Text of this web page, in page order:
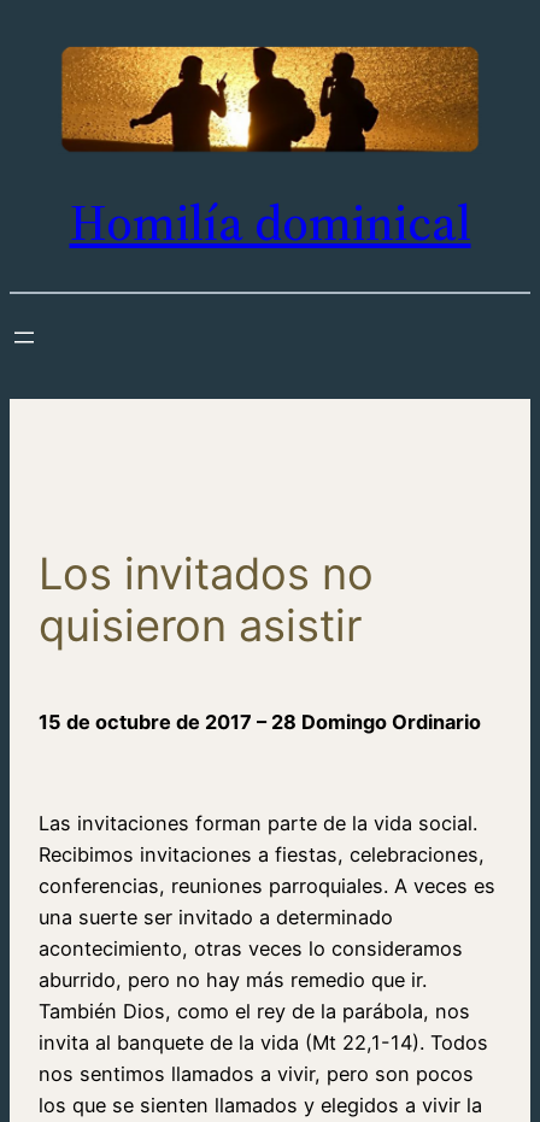
contenido
Homilía dominical
Los invitados no
quisieron asistir
15 de octubre de 2017 – 28 Domingo Ordinario
Las invitaciones forman parte de la vida social.
Recibimos invitaciones a fiestas, celebraciones,
conferencias, reuniones parroquiales. A veces es
una suerte ser invitado a determinado
acontecimiento, otras veces lo consideramos
aburrido, pero no hay más remedio que ir.
También Dios, como el rey de la parábola, nos
invita al banquete de la vida (Mt 22,1-14). Todos
nos sentimos llamados a vivir, pero son pocos
los que se sienten llamados y elegidos a vivir la